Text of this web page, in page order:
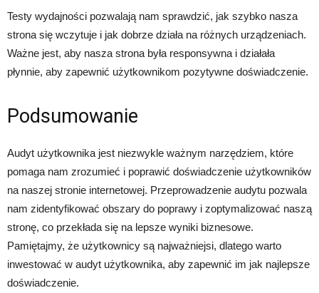
Testy wydajności pozwalają nam sprawdzić, jak szybko nasza
strona się wczytuje i jak dobrze działa na różnych urządzeniach.
Ważne jest, aby nasza strona była responsywna i działała
płynnie, aby zapewnić użytkownikom pozytywne doświadczenie.
Podsumowanie
Audyt użytkownika jest niezwykle ważnym narzędziem, które
pomaga nam zrozumieć i poprawić doświadczenie użytkowników
na naszej stronie internetowej. Przeprowadzenie audytu pozwala
nam zidentyfikować obszary do poprawy i zoptymalizować naszą
stronę, co przekłada się na lepsze wyniki biznesowe.
Pamiętajmy, że użytkownicy są najważniejsi, dlatego warto
inwestować w audyt użytkownika, aby zapewnić im jak najlepsze
doświadczenie.